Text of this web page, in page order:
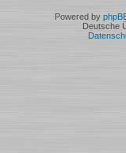
Powered by
Deutsche